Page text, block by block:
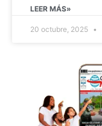
LEER MÁS»
20 octubre, 2025